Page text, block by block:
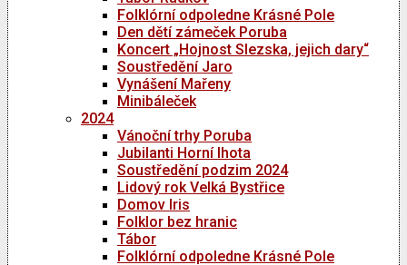
Folklórní odpoledne Krásné Pole
Den dětí zámeček Poruba
Koncert „Hojnost Slezska, jejich dary“
Soustředění Jaro
Vynášení Mařeny
Minibáleček
2024
Vánoční trhy Poruba
Jubilanti Horní lhota
Soustředění podzim 2024
Lidový rok Velká Bystřice
Domov Iris
Folklor bez hranic
Tábor
Folklórní odpoledne Krásné Pole